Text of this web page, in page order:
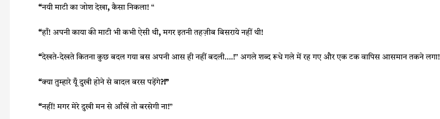
“नयी माटी का जोश देखा,कैसा निकला! “
“हाँ! अपनी काया की माटी भी कभी ऐसी थी,मगर इतनी तहज़ीब बिसराये नहीं थी!
“देखते-देखते कितना कुछ बदल गया बस अपनी आस ही नहीं बदली….!” अगले शब्द रूधे गले में रह गए और एक टक वापिस आसमान तकने लगा!
“क्या तुम्हारे यूँ दुखी होने से बादल बरस पड़ेंगे?!”
“नहीं! मगर मेरे दुखी मन से आँखें तो बरसेगी ना!”